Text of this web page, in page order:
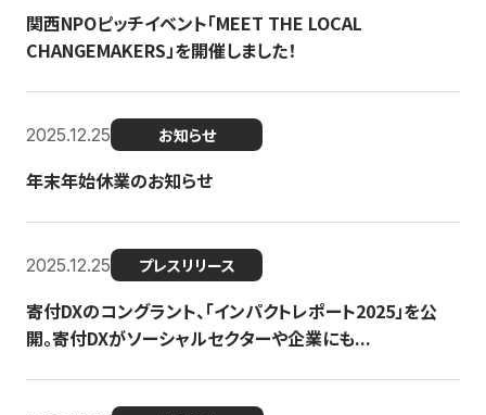
関西NPOピッチイベント「MEET THE LOCAL
CHANGEMAKERS」を開催しました！
2025.12.25 お知らせ
年末年始休業のお知らせ
2025.12.25 プレスリリース
寄付DXのコングラント、「インパクトレポート2025」を公
開。寄付DXがソーシャルセクターや企業にも...